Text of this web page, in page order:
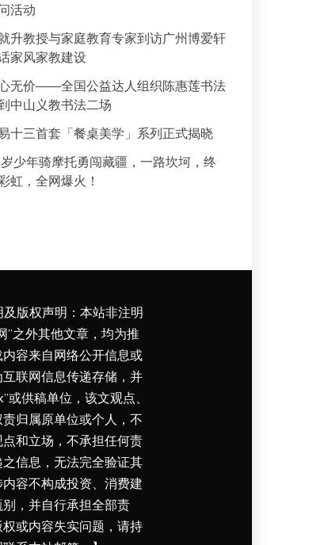
活动
升教授与家庭教育专家到访广州博爱轩
家风家教建设
无价——全国公益达人组织陈惠莲书法
中山义教书法二场
十三首套「餐桌美学」系列正式揭晓
少年骑摩托勇闯藏疆，一路坎坷，终
虹，全网爆火！
及版权声明：本站非注明
”之外其他文章，均为推
容来自网络公开信息或
联网信息传递存储，并
或供稿单位，该文观点、
归属原单位或个人，不
和立场，不承担任何责
信息，无法完全验证其
容不构成投资、消费建
，并自行承担全部责
或内容失实问题，请持